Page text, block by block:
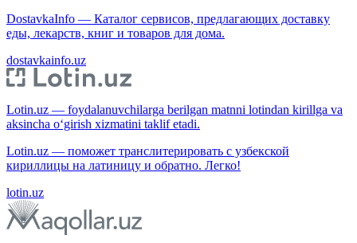
DostavkaInfo — Каталог сервисов, предлагающих доставку
еды, лекарств, книг и товаров для дома.
dostavkainfo.uz
Lotin.uz — foydalanuvchilarga berilgan matnni lotindan kirillga va
aksincha o‘girish xizmatini taklif etadi.
Lotin.uz — поможет транслитерировать с узбекской
кириллицы на латиницу и обратно. Легко!
lotin.uz